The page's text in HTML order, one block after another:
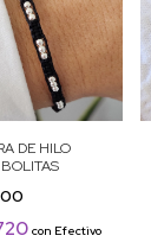
DE HILO
con Efectivo